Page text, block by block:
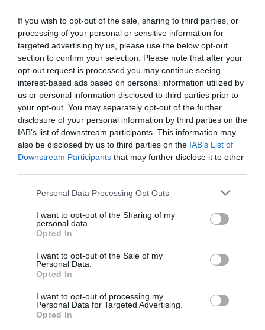
If you wish to opt-out of the sale, sharing to third parties, or
processing of your personal or sensitive information for
targeted advertising by us, please use the below opt-out
section to confirm your selection. Please note that after your
opt-out request is processed you may continue seeing
interest-based ads based on personal information utilized by
us or personal information disclosed to third parties prior to
your opt-out. You may separately opt-out of the further
disclosure of your personal information by third parties on the
IAB’s list of downstream participants. This information may
also be disclosed by us to third parties on the IAB’s List of
Downstream Participants that may further disclose it to other
Please note that this website/app uses one or more Google
not limited to your visit or usage behaviour. You may click to
grant or deny consent to Google and its third-party tags to
use your data for below specified purposes in below Google
consent section.
Personal Data Processing Opt Outs
I want to opt-out of the Sharing of my
personal data.
Opted In
I want to opt-out of the Sale of my
Personal Data.
Opted In
I want to opt-out of processing my
Personal Data for Targeted Advertising.
Opted In
συμπληρώνουν ένα ολοκληρωμένο οδοιπορικό γεμάτο
εικόνες, αρώματα και έντονες αντιθέσεις!
Διαβάστε περισσότερα
ΜΕΞΙΚΟ ΑΠΟ ΤΟΥΣ ΑZΤΕΚΟΥΣ ΣΤΟΥΣ
Αναχώρηση:
01/02/2027 3.300€
Στην ανατολική πλευρά του Μεξικού, μνημεία ηλικίας
χιλιάδων χρόνων στέκονται πάνω σε κατάλευκες